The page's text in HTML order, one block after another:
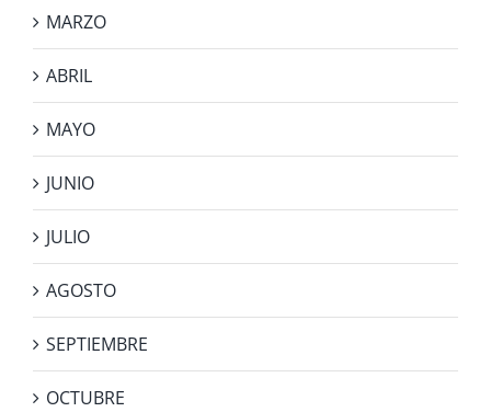
MARZO
ABRIL
MAYO
JUNIO
JULIO
AGOSTO
SEPTIEMBRE
OCTUBRE